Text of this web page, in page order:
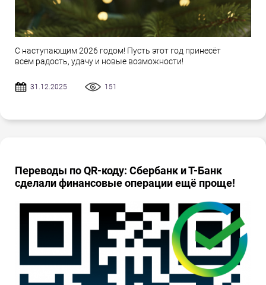
С наступающим 2026 годом! Пусть этот год принесёт
всем радость, удачу и новые возможности!
31.12.2025 151
Переводы по QR-коду: Сбербанк и Т-Банк
сделали финансовые операции ещё проще!